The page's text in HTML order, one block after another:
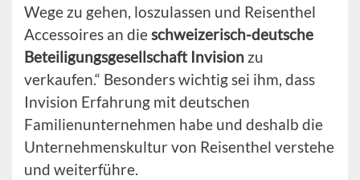
Wege zu gehen, loszulassen und Reisenthel
Accessoires an dieschweizerisch-deutsche
Beteiligungsgesellschaft Invision zu
verkaufen.“ Besonders wichtig sei ihm, dass
Invision Erfahrung mit deutschen
Familienunternehmen habe und deshalb die
Unternehmenskultur von Reisenthel verstehe
und weiterführe.